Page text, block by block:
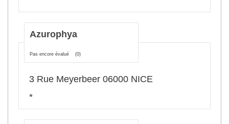
Azurophya
Pas encore évalué (0)
3 Rue Meyerbeer 06000 NICE
*